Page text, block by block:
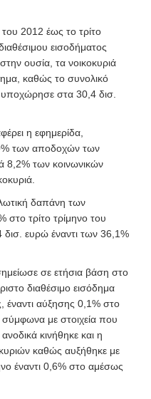
του 2012 έως το τρίτο
εισοδήματος
ουσία, τα νοικοκυριά
καθώς το συνολικό
στα 30,4 δισ.
η εφημερίδα,
των αποδοχών των
8,2% των κοινωνικών
δαπάνη των
στο τρίτο τρίμηνο του
ευρώ έναντι των 36,1%
σε ετήσια βάση στο
διαθέσιμο εισόδημα
έναντι αύξησης 0,1% στο
σύμφωνα με στοιχεία που
κινήθηκε και η
καθώς αυξήθηκε με
έναντι 0,6% στο αμέσως